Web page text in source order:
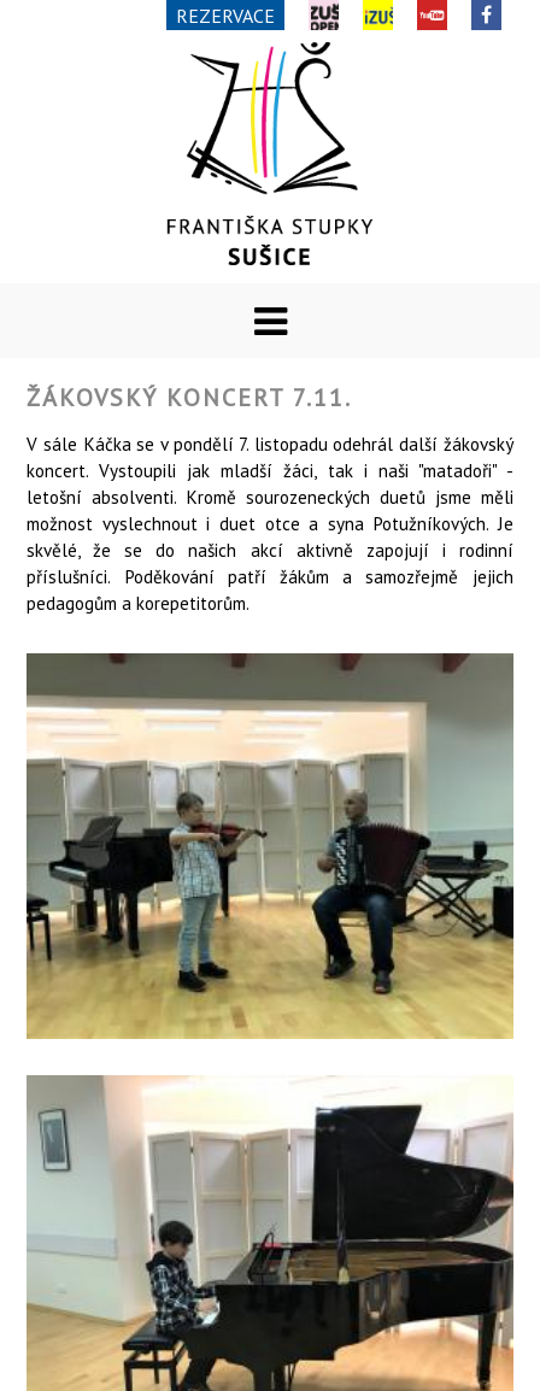
REZERVACE
ŽÁKOVSKÝ KONCERT 7.11.
V sále Káčka se v pondělí 7. listopadu odehrál další žákovský
koncert. Vystoupili jak mladší žáci, tak i naši "matadoři" -
letošní absolventi. Kromě sourozeneckých duetů jsme měli
možnost vyslechnout i duet otce a syna Potužníkových. Je
skvělé, že se do našich akcí aktivně zapojují i rodinní
příslušníci. Poděkování patří žákům a samozřejmě jejich
pedagogům a korepetitorům.